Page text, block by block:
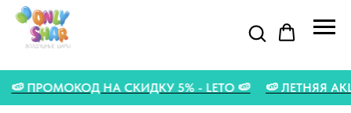
🍉 🍉 ПРОМОКОД НА СКИДКУ 5% - LETO 🍉 🍉